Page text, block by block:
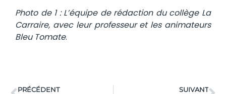
Photo de 1 :L’équipe de rédaction du collège La
Carraire, avec leur professeur et les animateurs
Bleu Tomate.
PRÉCÉDENT SUIVANT